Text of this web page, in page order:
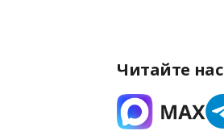
Читайте нас